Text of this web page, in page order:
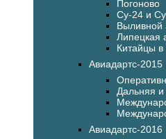
Погоново
Су-24 и
Выливной
Липецкая
Китайцы
Авиадартс-2015
Дальняя и
Авиадартс-2016